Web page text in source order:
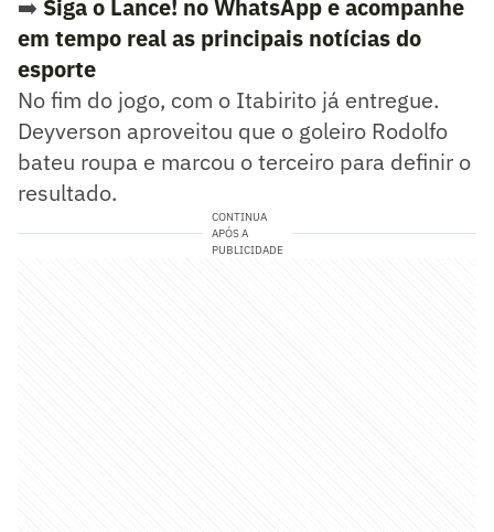
➡️ Siga o Lance! no WhatsApp e acompanhe
em tempo real as principais notícias do
esporte
No fim do jogo, com o Itabirito já entregue.
Deyverson aproveitou que o goleiro Rodolfo
bateu roupa e marcou o terceiro para definir o
resultado.
CONTINUA
APÓS A
PUBLICIDADE